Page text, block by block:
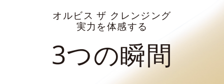
オルビス ザ クレンジング
実力を体感する
3つの瞬間